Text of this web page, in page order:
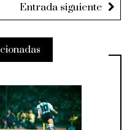
Entrada siguiente